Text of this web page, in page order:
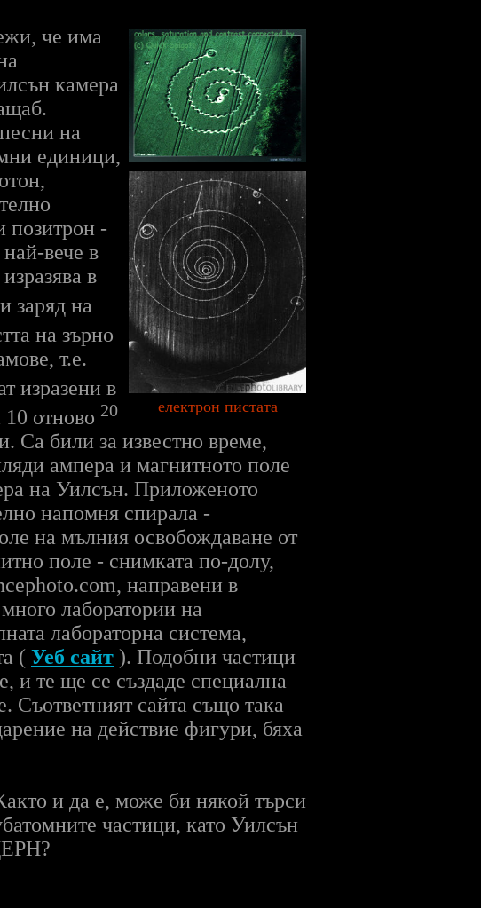
електрон пистата
че има
камера
на
единици,
позитрон -
вече в
в
заряд на
на зърно
т.е.
изразени в
отново 20
Са били за известно време,
ампера и магнитното поле
на Уилсън. Приложеното
напомня спирала -
на мълния освобождаване от
поле - снимката по-долу,
направени в
лаборатории на
лабораторна система,
( Уеб сайт ). Подобни частици
и те ще се създаде специална
Съответният сайта също така
на действие фигури, бяха
и да е, може би някой търси
частици, като Уилсън